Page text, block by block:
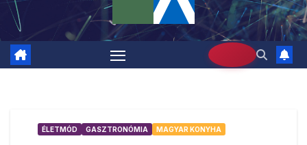
ÉLETMÓD GASZTRONÓMIA MAGYAR KONYHA